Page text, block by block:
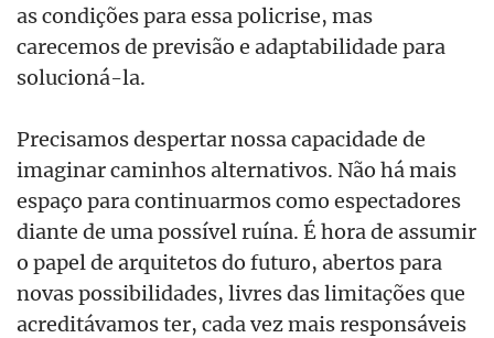
as condições para essa policrise, mas
carecemos de previsão e adaptabilidade para
solucioná-la.
Precisamos despertar nossa capacidade de
imaginar caminhos alternativos. Não há mais
espaço para continuarmos como espectadores
diante de uma possível ruína. É hora de assumir
o papel de arquitetos do futuro, abertos para
novas possibilidades, livres das limitações que
acreditávamos ter, cada vez mais responsáveis